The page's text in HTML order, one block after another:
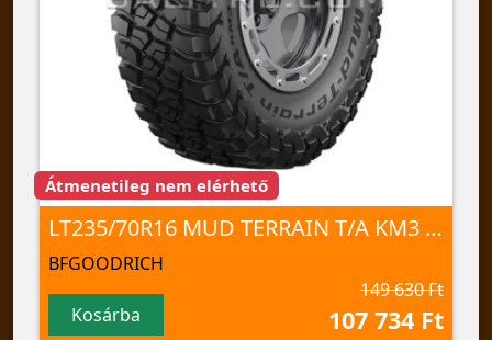
Átmenetileg nem elérhető
LT235/70R16 MUD TERRAIN T/A KM3 110/107Q TL
BFGOODRICH
Kosárba
149 630 Ft
107 734 Ft